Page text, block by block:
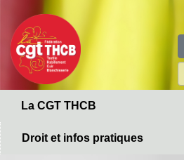
contenu
principal
La CGT THCB
Droit et infos pratiques